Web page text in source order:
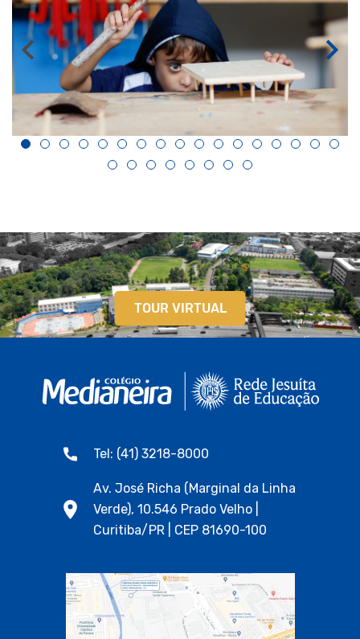
TOUR VIRTUAL
Tel: (41) 3218-8000
Av. José Richa (Marginal da Linha
Verde), 10.546 Prado Velho |
Curitiba/PR | CEP 81690-100